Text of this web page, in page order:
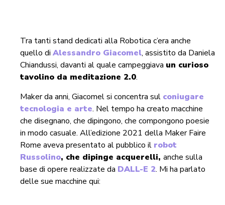
Tra tanti stand dedicati alla Robotica c’era anche
quello di Alessandro Giacomel, assistito da Daniela
Chiandussi, davanti al quale campeggiava un curioso
tavolino da meditazione 2.0.
Maker da anni, Giacomel si concentra sul coniugare
tecnologia e arte. Nel tempo ha creato macchine
che disegnano, che dipingono, che compongono poesie
in modo casuale. All’edizione 2021 della Maker Faire
Rome aveva presentato al pubblico il robot
Russolino, che dipinge acquerelli, anche sulla
base di opere realizzate da DALL-E 2. Mi ha parlato
delle sue macchine qui: